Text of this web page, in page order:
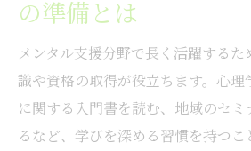
の準備とは
メンタル支援分野で長く活躍する
識や資格の取得が役立ちます。心
に関する入門書を読む、地域のセ
るなど、学びを深める習慣を持つこ